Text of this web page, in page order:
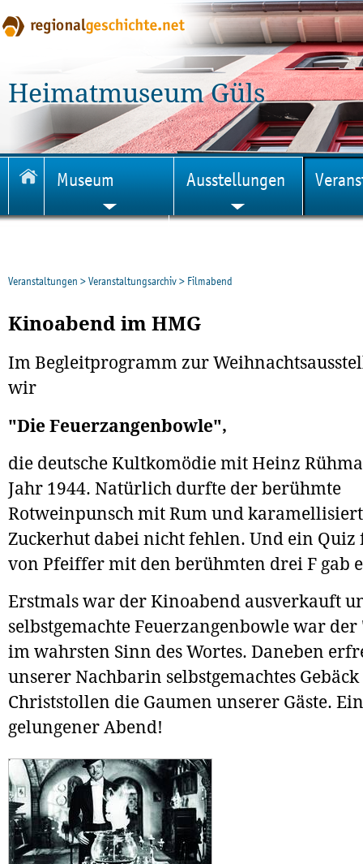
Heimatmuseum Güls
Museum Ausstellungen
Veranstaltungen >Veranstaltungsarchiv> Filmabend
Kinoabend im HMG
Im Begleitprogramm zur
wir
"Die Feuerzangenbowle",
die deutsche Kultkomödie mit Heinz
Jahr 1944. Natürlich durfte der berühmte
Rotweinpunsch mit Rum und
Zuckerhut dabei nicht fehlen. Und ein Quiz
von Pfeiffer mit den berühmten drei F gab
Erstmals war der Kinoabend ausverkauft
selbstgemachte Feuerzangenbowle war
im wahrsten Sinn des Wortes. Daneben
unserer Nachbarin selbstgemachtes
Christstollen die Gaumen unserer Gäste.
gelungener Abend!